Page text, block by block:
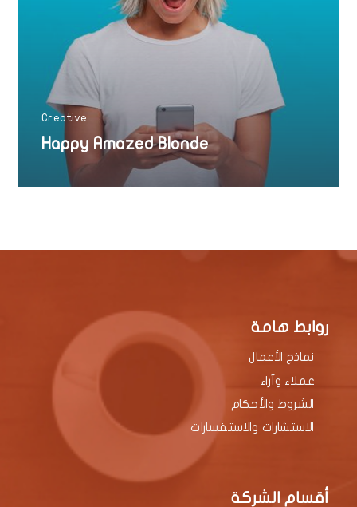
Happy Amazed Blonde
Creative
روابط هامة
نماذج الأعمال
عملاء وآراء
الشروط والأحكام
الاستشارات والاستفسارات
أقسام الشركة